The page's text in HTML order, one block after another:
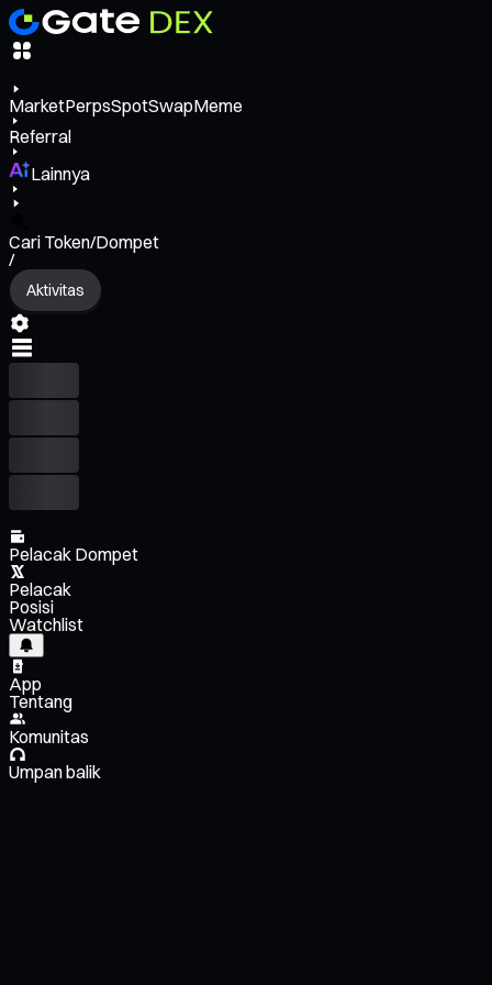
MarketPerpsSpotSwapMeme
Referral
Lainnya
Cari Token/Dompet
/
Aktivitas
Pelacak Dompet
Pelacak
Posisi
Watchlist
App
Tentang
Komunitas
Umpan balik